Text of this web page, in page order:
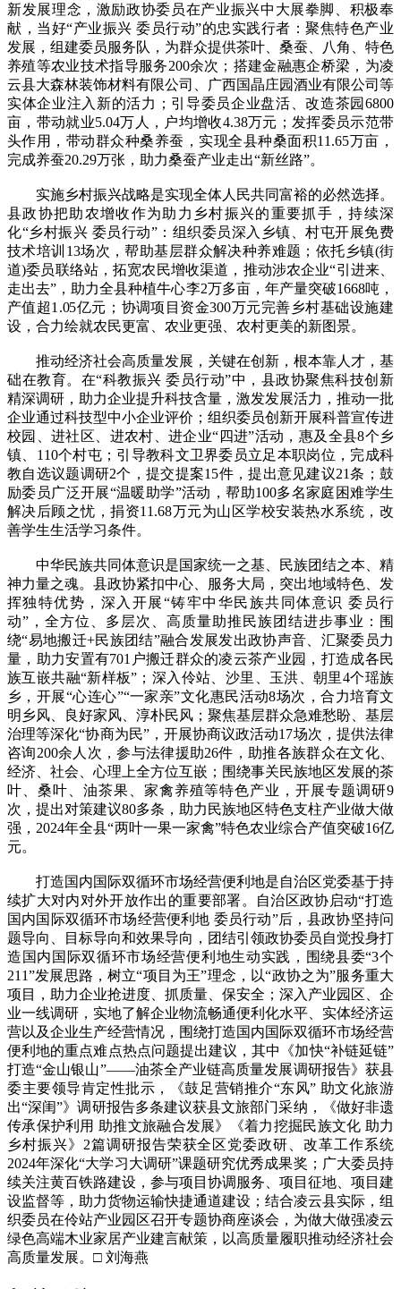
新发展理念，激励政协委员在产业振兴中大展拳脚、积极奉
献，当好“产业振兴 委员行动”的忠实践行者：聚焦特色产业
发展，组建委员服务队，为群众提供茶叶、桑蚕、八角、特色
养殖等农业技术指导服务200余次；搭建金融惠企桥梁，为凌
云县大森林装饰材料有限公司、广西国晶庄园酒业有限公司等
实体企业注入新的活力；引导委员企业盘活、改造茶园6800
亩，带动就业5.04万人，户均增收4.38万元；发挥委员示范带
头作用，带动群众种桑养蚕，实现全县种桑面积11.65万亩，
完成养蚕20.29万张，助力桑蚕产业走出“新丝路”。
实施乡村振兴战略是实现全体人民共同富裕的必然选择。
县政协把助农增收作为助力乡村振兴的重要抓手，持续深
化“乡村振兴 委员行动”：组织委员深入乡镇、村屯开展免费
技术培训13场次，帮助基层群众解决种养难题；依托乡镇(街
道)委员联络站，拓宽农民增收渠道，推动涉农企业“引进来、
走出去”，助力全县种植牛心李2万多亩，年产量突破1668吨，
产值超1.05亿元；协调项目资金300万元完善乡村基础设施建
设，合力绘就农民更富、农业更强、农村更美的新图景。
推动经济社会高质量发展，关键在创新，根本靠人才，基
础在教育。在“科教振兴 委员行动”中，县政协聚焦科技创新
精深调研，助力企业提升科技含量，激发发展活力，推动一批
企业通过科技型中小企业评价；组织委员创新开展科普宣传进
校园、进社区、进农村、进企业“四进”活动，惠及全县8个乡
镇、110个村屯；引导教科文卫界委员立足本职岗位，完成科
教自选议题调研2个，提交提案15件，提出意见建议21条；鼓
励委员广泛开展“温暖助学”活动，帮助100多名家庭困难学生
解决后顾之忧，捐资11.68万元为山区学校安装热水系统，改
善学生生活学习条件。
中华民族共同体意识是国家统一之基、民族团结之本、精
神力量之魂。县政协紧扣中心、服务大局，突出地域特色、发
挥独特优势，深入开展“铸牢中华民族共同体意识 委员行
动”，全方位、多层次、高质量助推民族团结进步事业：围
绕“易地搬迁+民族团结”融合发展发出政协声音、汇聚委员力
量，助力安置有701户搬迁群众的凌云茶产业园，打造成各民
族互嵌共融“新样板”；深入伶站、沙里、玉洪、朝里4个瑶族
乡，开展“心连心”“一家亲”文化惠民活动8场次，合力培育文
明乡风、良好家风、淳朴民风；聚焦基层群众急难愁盼、基层
治理等深化“协商为民”，开展协商议政活动17场次，提供法律
咨询200余人次，参与法律援助26件，助推各族群众在文化、
经济、社会、心理上全方位互嵌；围绕事关民族地区发展的茶
叶、桑叶、油茶果、家禽养殖等特色产业，开展专题调研9
次，提出对策建议80多条，助力民族地区特色支柱产业做大做
强，2024年全县“两叶一果一家禽”特色农业综合产值突破16亿
元。
打造国内国际双循环市场经营便利地是自治区党委基于持
续扩大对内对外开放作出的重要部署。自治区政协启动“打造
国内国际双循环市场经营便利地 委员行动”后，县政协坚持问
题导向、目标导向和效果导向，团结引领政协委员自觉投身打
造国内国际双循环市场经营便利地生动实践，围绕县委“3个
211”发展思路，树立“项目为王”理念，以“政协之为”服务重大
项目，助力企业抢进度、抓质量、保安全；深入产业园区、企
业一线调研，实地了解企业物流畅通便利化水平、实体经济运
营以及企业生产经营情况，围绕打造国内国际双循环市场经营
便利地的重点难点热点问题提出建议，其中《加快“补链延链”
打造“金山银山”——油茶全产业链高质量发展调研报告》获县
委主要领导肯定性批示，《鼓足营销推介“东风” 助文化旅游
出“深闺”》调研报告多条建议获县文旅部门采纳，《做好非遗
传承保护利用 助推文旅融合发展》《着力挖掘民族文化 助力
乡村振兴》2篇调研报告荣获全区党委政研、改革工作系统
2024年深化“大学习大调研”课题研究优秀成果奖；广大委员持
续关注黄百铁路建设，参与项目协调服务、项目征地、项目建
设监督等，助力货物运输快捷通道建设；结合凌云县实际，组
织委员在伶站产业园区召开专题协商座谈会，为做大做强凌云
绿色高端木业家居产业建言献策，以高质量履职推动经济社会
高质量发展。□ 刘海燕